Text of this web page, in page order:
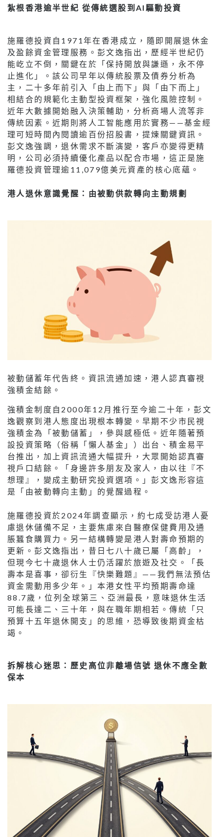
紮根香港逾半世紀 從傳統選股到AI驅動投資
施羅德投資自1971年在香港成立，隨即開展退休金
及盈餘資金管理服務。彭文逸指出，歷經半世紀仍
能屹立不倒，關鍵在於「保持開放與謙遜，永不停
止進化」。該公司早年以傳統股票及債券分析為
主，二十多年前引入「由上而下」與「由下而上」
相結合的規範化主動型投資框架，強化風險控制。
近年大數據開始融入決策輔助，分析商場人流等非
傳統因素。近期則將人工智能應用於實務——基金經
理可短時間內閱讀逾百份招股書，提煉關鍵資訊。
彭文逸強調，退休需求不斷演變，客戶亦變得更精
明，公司必須持續優化產品以配合市場，這正是施
羅德投資管理逾11,079億美元資產的核心底蘊。
港人退休意識覺醒：由被動供款轉向主動規劃
被動儲蓄年代告終。資訊流通加速，港人認真審視
強積金結餘。
強積金制度自2000年12月推行至今逾二十年，彭文
逸觀察到港人態度出現根本轉變。早期不少市民視
強積金為「被動儲蓄」，參與感極低。近年隨著預
設投資策略（俗稱「懶人基金」）出台、積金易平
台推出，加上資訊流通大幅提升，大眾開始認真審
視戶口結餘。「身邊許多朋友及家人，由以往『不
想理』，變成主動研究投資選項。」彭文逸形容這
是「由被動轉向主動」的覺醒過程。
施羅德投資於2024年調查顯示，約七成受訪港人憂
慮退休儲備不足，主要焦慮來自醫療保健費用及通
脹蠶食購買力。另一結構轉變是港人對壽命預期的
更新。彭文逸指出，昔日七八十歲已屬「高齡」，
但現今七十歲退休人士仍活躍於旅遊及社交。「長
壽本是喜事，卻衍生『快樂難題』——我們無法預估
資金需動用多少年。」本港女性平均預期壽命達
88.7歲，位列全球第三、亞洲最長，意味退休生活
可能長達二、三十年，與在職年期相若。傳統「只
預算十五年退休開支」的思維，恐導致後期資金枯
竭。
拆解核心迷思：歷史高位非離場信號 退休不應全數
保本